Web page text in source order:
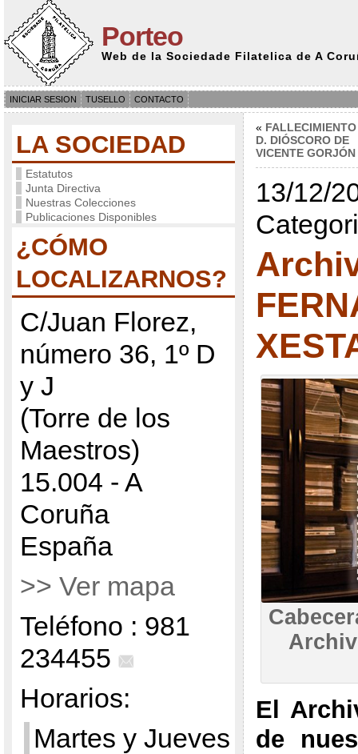
Porteo
Web de la Sociedade Filatelica de A
INICIAR SESION TUSELLO CONTACTO
LA SOCIEDAD
Estatutos
Junta Directiva
Nuestras Colecciones
Publicaciones Disponibles
¿CÓMO
LOCALIZARNOS?
C/Juan Florez,
número 36, 1º D
y J
(Torre de los
Maestros)
15.004 - A
Coruña
España
>> Ver mapa
Teléfono : 981
234455
Horarios:
Martes y Jueves
«
D. DIÓSCORO DE
VICENTE GORJÓN
13/12/
El
de